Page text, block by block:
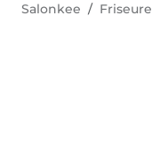
Salonkee Friseure